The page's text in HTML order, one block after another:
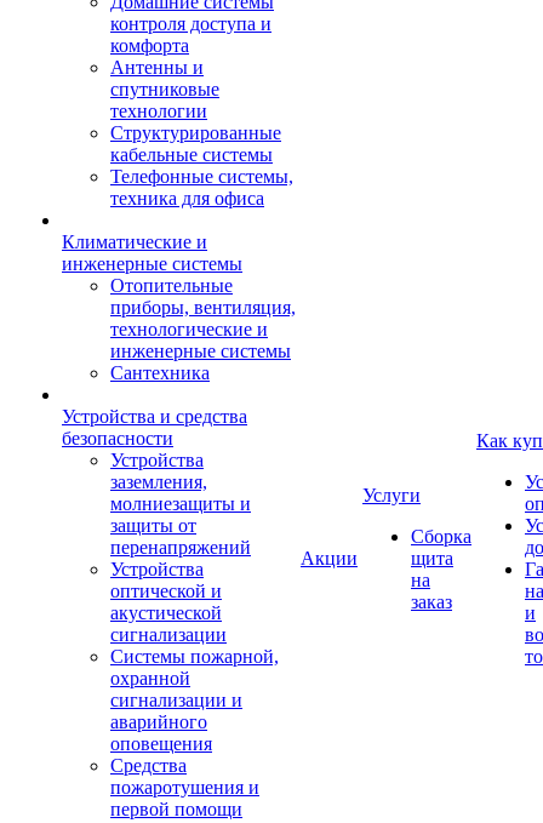
контроля доступа и
комфорта
Антенны и
спутниковые
технологии
Структурированные
кабельные системы
Телефонные системы,
техника для офиса
Климатические и
инженерные системы
Отопительные
приборы, вентиляция,
технологические и
инженерные системы
Сантехника
Устройства и средства
безопасности
Устройства
заземления,
молниезащиты и
защиты от
перенапряжений
Устройства
оптической и
акустической
сигнализации
Системы пожарной,
охранной
сигнализации и
аварийного
оповещения
Средства
пожаротушения и
первой помощи
Акции
Услуги
Сборка
щита
на
заказ
Как
и